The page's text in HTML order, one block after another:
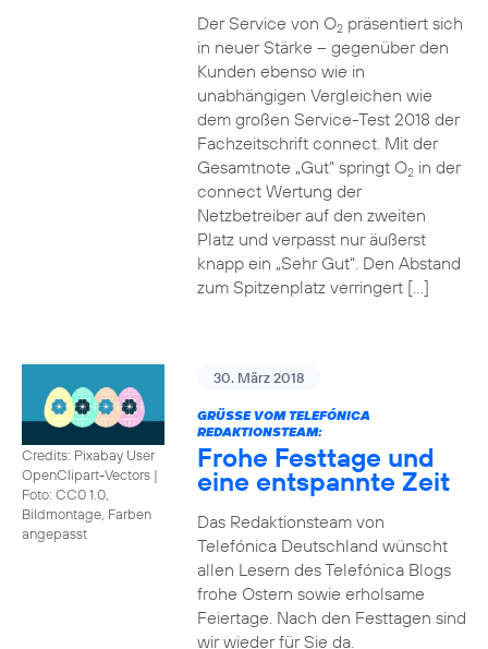
Der Service von O2präsentiert sich
in neuer Stärke – gegenüber den
Kunden ebenso wie in
unabhängigen Vergleichen wie
dem großen Service-Test 2018 der
Fachzeitschrift connect. Mit der
Gesamtnote „Gut“ springt O2in der
connect Wertung der
Netzbetreiber auf den zweiten
Platz und verpasst nur äußerst
knapp ein „Sehr Gut“. Den Abstand
zum Spitzenplatz verringert […]
Credits: Pixabay User
OpenClipart-Vectors |
Foto: CC0 1.0,
Bildmontage, Farben
angepasst
30. März 2018
GRÜSSE VOM TELEFÓNICA R
EDAKTIONSTEAM:
Frohe Festtage und
eine entspannte Zeit
Das Redaktionsteam von
Telefónica Deutschland wünscht
allen Lesern des Telefónica Blogs
frohe Ostern sowie erholsame
Feiertage. Nach den Festtagen sind
wir wieder für Sie da.